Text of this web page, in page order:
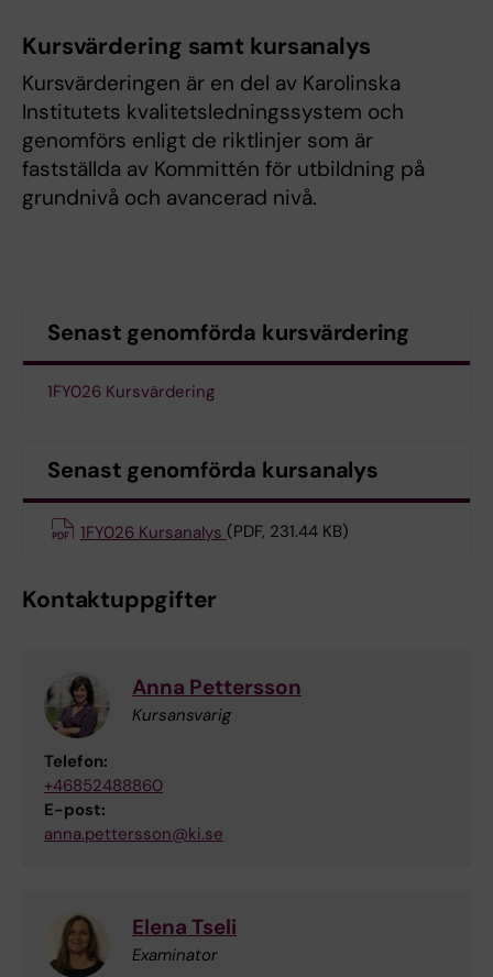
Kursvärdering samt kursanalys
Kursvärderingen är en del av Karolinska
Institutets kvalitetsledningssystem och
genomförs enligt de riktlinjer som är
fastställda av Kommittén för utbildning på
grundnivå och avancerad nivå.
Senast genomförda kursvärdering
1FY026 Kursvärdering
Senast genomförda kursanalys
1FY026 Kursanalys (PDF, 231.44 KB)
Kontaktuppgifter
Anna Pettersson
Kursansvarig
Telefon:
+46852488860
E-post:
anna.pettersson@ki.se
Elena Tseli
Examinator